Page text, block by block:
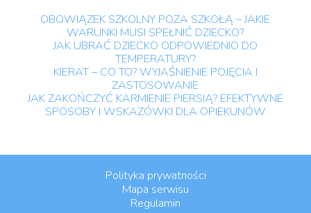
OBOWIĄZEK SZKOLNY POZA SZKOŁĄ – JAKIE
WARUNKI MUSI SPEŁNIĆ DZIECKO?
JAK UBRAĆ DZIECKO ODPOWIEDNIO DO
TEMPERATURY?
KIERAT – CO TO? WYJAŚNIENIE POJĘCIA I
ZASTOSOWANIE
JAK ZAKOŃCZYĆ KARMIENIE PIERSIĄ? EFEKTYWNE
SPOSOBY I WSKAZÓWKI DLA OPIEKUNÓW
Polityka prywatności
Mapa serwisu
Regulamin